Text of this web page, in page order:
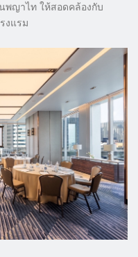
พญาไท ให้สอดคล้องกับ
งแรม